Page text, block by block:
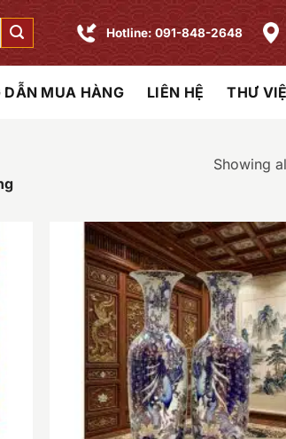
Hotline: 091-848-2648
DẪN MUA HÀNG LIÊN HỆ THƯ
Showing